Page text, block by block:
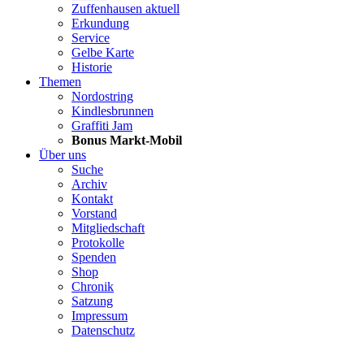
Zuffenhausen aktuell
Erkundung
Service
Gelbe Karte
Historie
Themen
Nordostring
Kindlesbrunnen
Graffiti Jam
Bonus Markt-Mobil
Über uns
Suche
Archiv
Kontakt
Vorstand
Mitgliedschaft
Protokolle
Spenden
Shop
Chronik
Satzung
Impressum
Datenschutz